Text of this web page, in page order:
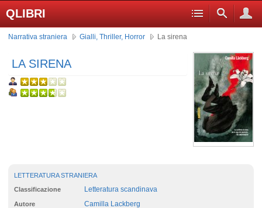
QLIBRI
Narrativa straniera Gialli, Thriller, Horror La sirena
LA SIRENA
LETTERATURA STRANIERA
Classificazione Letteratura scandinava
Autore Camilla Lackberg